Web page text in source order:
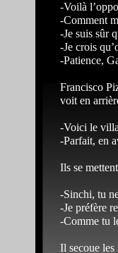
-Voilà
-Comment
-Je suis sûr
-Je crois
-Patience,
Francisco
voit en
-Voici le
-Parfait, en
Ils se
-Sinchi, tu
-Je préfère
-Comme tu
Il secoue